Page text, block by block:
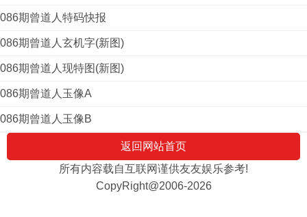
086期曾道人特码快报
086期曾道人玄机字(新图)
086期曾道人现特图(新图)
086期曾道人玉像A
086期曾道人玉像B
返回网站首页
所有内容载自互联网谨供友友娱乐参考!
CopyRight@2006-2026